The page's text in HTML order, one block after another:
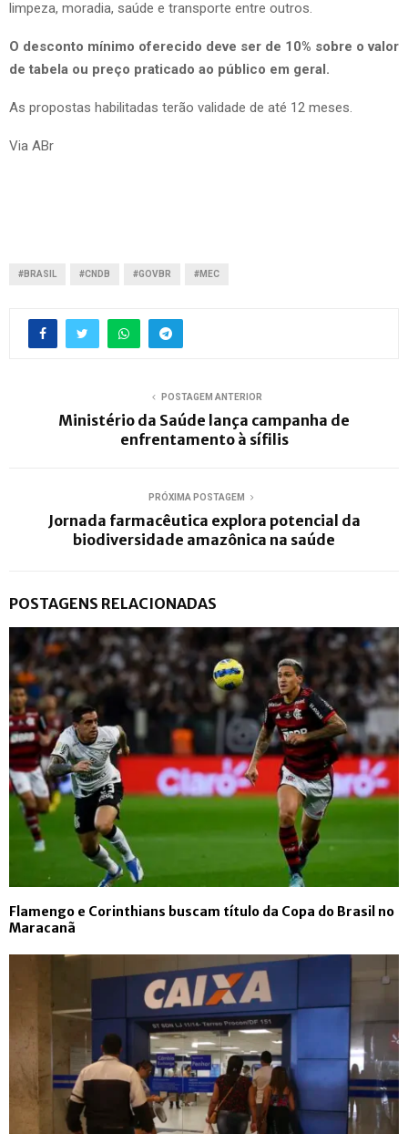
limpeza, moradia, saúde e transporte entre outros.
O desconto mínimo oferecido deve ser de 10% sobre o valor
de tabela ou preço praticado ao público em geral.
As propostas habilitadas terão validade de até 12 meses.
Via ABr
#BRASIL #CNDB #GOVBR #MEC
POSTAGEM ANTERIOR
Ministério da Saúde lança campanha de
enfrentamento à sífilis
PRÓXIMA POSTAGEM
Jornada farmacêutica explora potencial da
biodiversidade amazônica na saúde
POSTAGENS RELACIONADAS
Flamengo e Corinthians buscam título da Copa do Brasil no
Maracanã